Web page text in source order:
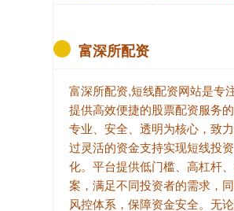
富深所配资
富深所配资,短线配资网站是专
提供高效便捷的股票配资服务
专业、安全、透明为核心，致
过灵活的资金支持实现短线投
化。平台提供低门槛、高杠杆
案，满足不同投资者的需求，
风控体系，保障资金安全。无